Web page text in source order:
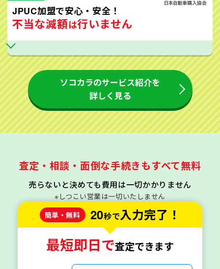
JPUC加盟で安心・安全！
不当な減額は行いません
ソコカラのサービス紹介を
詳しく見る
査定・相談・面倒な手続きもすべて無料
売らないと決めても費用は一切かかりません
※しつこい営業は一切いたしません
簡単・無料
20秒で入力完了！
最短即日で査定できます